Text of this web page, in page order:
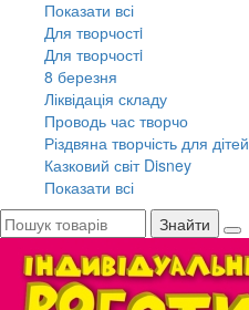
Показати всі
Для творчостi
Для творчостi
8 березня
Ліквідація складу
Проводь час творчо
Різдвяна творчість для дітей
Казковий світ Disney
Показати всі
Знайти